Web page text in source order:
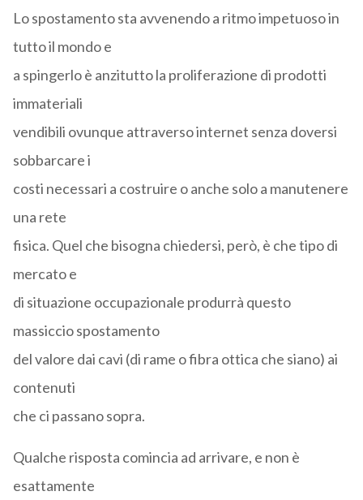
Lo spostamento sta avvenendo a ritmo impetuoso in
tutto il mondo e
a spingerlo è anzitutto la proliferazione di prodotti
immateriali
vendibili ovunque attraverso internet senza doversi
sobbarcare i
costi necessari a costruire o anche solo a manutenere
una rete
fisica. Quel che bisogna chiedersi, però, è che tipo di
mercato e
di situazione occupazionale produrrà questo
massiccio spostamento
del valore dai cavi (di rame o fibra ottica che siano) ai
contenuti
che ci passano sopra.
Qualche risposta comincia ad arrivare, e non è
esattamente